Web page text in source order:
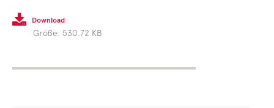
 Download
Größe: 530.72 KB